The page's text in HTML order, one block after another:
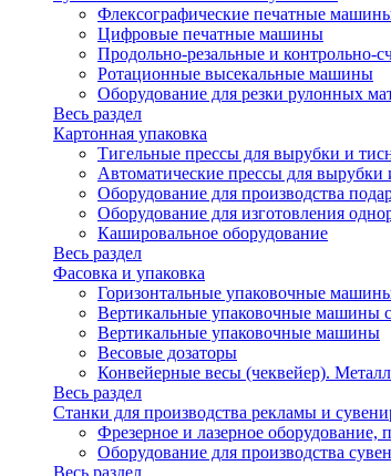
Флексографические печатные
Цифровые печатные машины
Продольно-резальные и контрольно-
Ротационные высекальные машины
Оборудование для резки рулонных
Весь раздел
Картонная упаковка
Тигельные прессы для вырубки и
Автоматические прессы для вырубки
Оборудование для производства
Оборудование для изготовления
Кашировальное оборудование
Весь раздел
Фасовка и упаковка
Горизонтальные упаковочные
Вертикальные упаковочные машины
Вертикальные упаковочные машины
Весовые дозаторы
Конвейерные весы (чеквейер).
Весь раздел
Станки для производства рекламы и
Фрезерное и лазерное оборудование,
Оборудование для производства
Весь раздел